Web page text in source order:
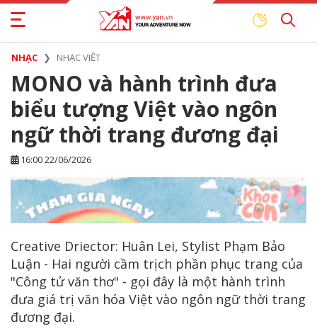
NHẠC NHẠC VIỆT
MONO và hành trình đưa
biểu tượng Việt vào ngôn
ngữ thời trang đương đại
16:00 22/06/2026
Creative Driector: Huân Lei, Stylist Phạm Bảo
Luận - Hai người cầm trịch phần phục trang của
"Công tử văn thơ" - gọi đây là một hành trình
đưa giá trị văn hóa Việt vào ngôn ngữ thời trang
đương đại.